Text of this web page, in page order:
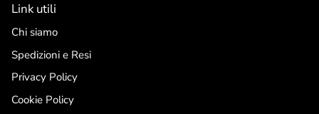
Link utili
Chi siamo
Spedizioni e Resi
Privacy Policy
Cookie Policy